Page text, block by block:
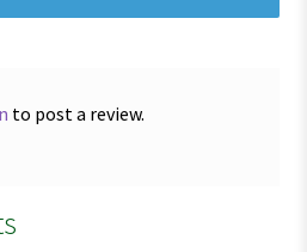
to post a review.